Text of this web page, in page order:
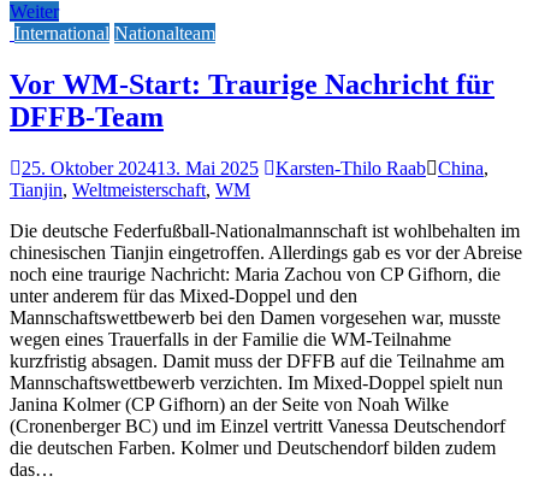
Weiter
International Nationalteam
Vor WM-Start: Traurige Nachricht für
DFFB-Team
25. Oktober 202413. Mai 2025 Karsten-Thilo Raab China,
Tianjin, Weltmeisterschaft, WM
Die deutsche Federfußball-Nationalmannschaft ist wohlbehalten im
chinesischen Tianjin eingetroffen. Allerdings gab es vor der Abreise
noch eine traurige Nachricht: Maria Zachou von CP Gifhorn, die
unter anderem für das Mixed-Doppel und den
Mannschaftswettbewerb bei den Damen vorgesehen war, musste
wegen eines Trauerfalls in der Familie die WM-Teilnahme
kurzfristig absagen. Damit muss der DFFB auf die Teilnahme am
Mannschaftswettbewerb verzichten. Im Mixed-Doppel spielt nun
Janina Kolmer (CP Gifhorn) an der Seite von Noah Wilke
(Cronenberger BC) und im Einzel vertritt Vanessa Deutschendorf
die deutschen Farben. Kolmer und Deutschendorf bilden zudem
das…